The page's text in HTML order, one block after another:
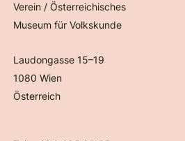
Verein / Österreichisches
Museum für Volkskunde
Laudongasse 15–19
1080 Wien
Österreich